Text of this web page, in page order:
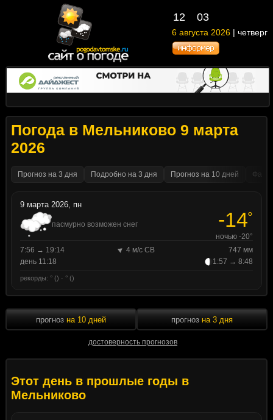
12 03
6 августа 2026 | четверг
Погода в Мельниково 9 марта
2026
Прогноз на 3 дня Подробно на 3 дня Прогноз на 10 дней
9 марта 2026, пн
пасмурно возможен снег -14°
ночью -20°
7:56 → 19:14
4 м/с СВ
747 мм
день 11:18
1:57 → 8:48
рекорды: ° () · ° ()
прогноз на 10 дней
достоверность прогнозов
прогноз на 3 дня
Этот день в прошлые годы в
Мельниково